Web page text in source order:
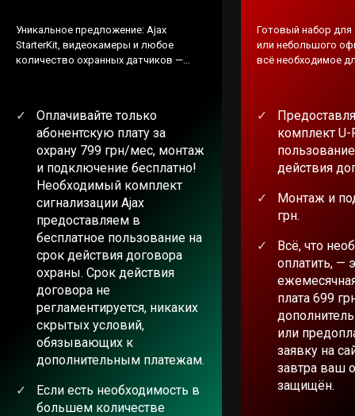
Уникальное предложение: Ajax
StarterKit, видеокамеры и любое
количество охранных датчиков —
Оплачивайте только
абонентскую плату за
охрану 799 грн/мес, монтаж
и подключение бесплатно!
Необходимый комплект
сигнализации Ajax
предоставляем в
бесплатное пользование на
срок действия договора
охраны. Срок действия
договора не
регламентируется, никаких
скрытых условий,
обязывающих к
дополнительным платежам.
Если есть необходимость в
большем количестве
Готовый набор
или небольшого
всё необходимое
комплект
действия
Монтаж и
грн.
Всё, что
оплатить, —
плата 699
или
заявку на
завтра ваш
защищён.